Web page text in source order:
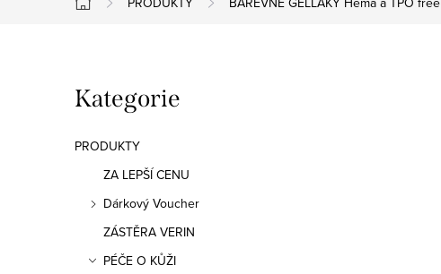
Domů
o
s
Přeskočit
kategorie
Kategorie
PRODUKTY
ZA LEPŠÍ CENU
Dárkový Voucher
ZÁSTĚRA VERIN
PÉČE O KŮŽI